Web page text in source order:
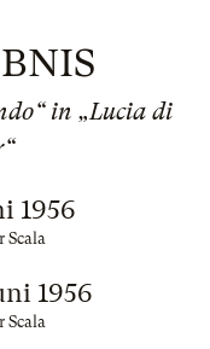
in „Lucia di
1956
Scala
1956
Scala